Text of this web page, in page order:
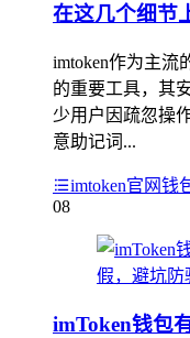
在这几个细节
imtoken作为主流
的重要工具，其
少用户因疏忽操
意助记词...
imtoken官网钱
08
imToken钱包